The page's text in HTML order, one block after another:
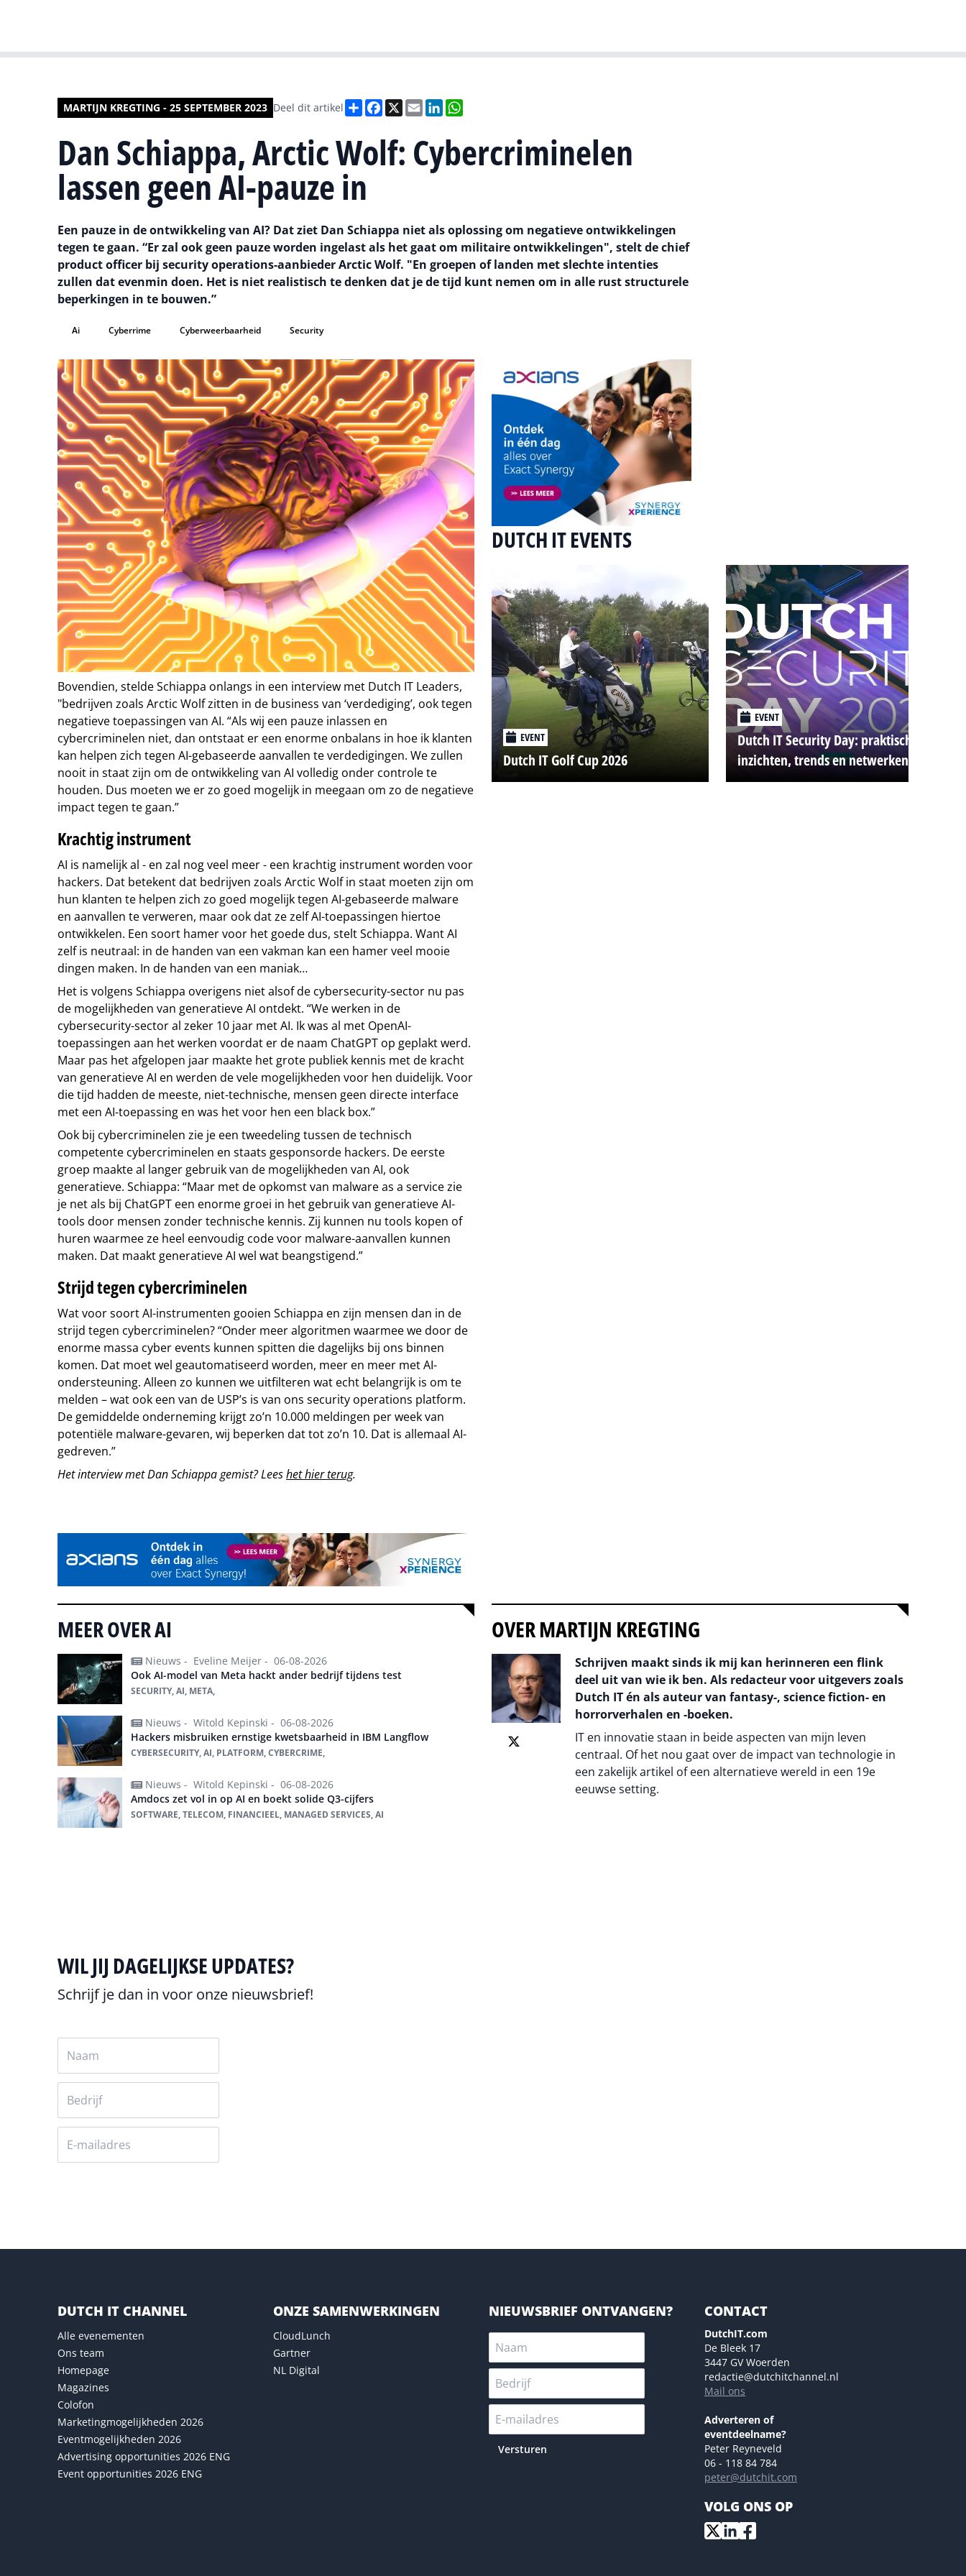
MARTIJN KREGTING - 25 SEPTEMBER 2023 Deel dit artikel DeelFacebook
X EmailLinkedIn
Dan Schiappa, Arctic Wolf: Cybercriminelen
lassen geen AI-pauze in
Een pauze in de ontwikkeling van AI? Dat ziet Dan Schiappa niet als oplossing om negatieve ontwikkelingen
tegen te gaan. “Er zal ook geen pauze worden ingelast als het gaat om militaire ontwikkelingen", stelt de chief
product officer bij security operations-aanbieder Arctic Wolf. "En groepen of landen met slechte intenties
zullen dat evenmin doen. Het is niet realistisch te denken dat je de tijd kunt nemen om in alle rust structurele
beperkingen in te bouwen.”
Ai Cyberrime Cyberweerbaarheid Security
Bovendien, stelde Schiappa onlangs in een interview met Dutch IT Leaders,
"bedrijven zoals Arctic Wolf zitten in de business van ‘verdediging’, ook tegen
negatieve toepassingen van AI. “Als wij een pauze inlassen en
cybercriminelen niet, dan ontstaat er een enorme onbalans in hoe ik klanten
kan helpen zich tegen AI-gebaseerde aanvallen te verdedigingen. We zullen
nooit in staat zijn om de ontwikkeling van AI volledig onder controle te
houden. Dus moeten we er zo goed mogelijk in meegaan om zo de negatieve
impact tegen te gaan.”
Krachtig instrument
AI is namelijk al - en zal nog veel meer - een krachtig instrument worden voor
hackers. Dat betekent dat bedrijven zoals Arctic Wolf in staat moeten zijn om
hun klanten te helpen zich zo goed mogelijk tegen AI-gebaseerde malware
en aanvallen te verweren, maar ook dat ze zelf AI-toepassingen hiertoe
ontwikkelen. Een soort hamer voor het goede dus, stelt Schiappa. Want AI
zelf is neutraal: in de handen van een vakman kan een hamer veel mooie
dingen maken. In de handen van een maniak…
Het is volgens Schiappa overigens niet alsof de cybersecurity-sector nu pas
de mogelijkheden van generatieve AI ontdekt. “We werken in de
cybersecurity-sector al zeker 10 jaar met AI. Ik was al met OpenAI-
toepassingen aan het werken voordat er de naam ChatGPT op geplakt werd.
Maar pas het afgelopen jaar maakte het grote publiek kennis met de kracht
van generatieve AI en werden de vele mogelijkheden voor hen duidelijk. Voor
die tijd hadden de meeste, niet-technische, mensen geen directe interface
met een AI-toepassing en was het voor hen een black box.”
Ook bij cybercriminelen zie je een tweedeling tussen de technisch
competente cybercriminelen en staats gesponsorde hackers. De eerste
groep maakte al langer gebruik van de mogelijkheden van AI, ook
generatieve. Schiappa: “Maar met de opkomst van malware as a service zie
je net als bij ChatGPT een enorme groei in het gebruik van generatieve AI-
tools door mensen zonder technische kennis. Zij kunnen nu tools kopen of
huren waarmee ze heel eenvoudig code voor malware-aanvallen kunnen
maken. Dat maakt generatieve AI wel wat beangstigend.”
Strijd tegen cybercriminelen
Wat voor soort AI-instrumenten gooien Schiappa en zijn mensen dan in de
strijd tegen cybercriminelen? “Onder meer algoritmen waarmee we door de
enorme massa cyber events kunnen spitten die dagelijks bij ons binnen
komen. Dat moet wel geautomatiseerd worden, meer en meer met AI-
ondersteuning. Alleen zo kunnen we uitfilteren wat echt belangrijk is om te
melden – wat ook een van de USP’s is van ons security operations platform.
De gemiddelde onderneming krijgt zo’n 10.000 meldingen per week van
potentiële malware-gevaren, wij beperken dat tot zo’n 10. Dat is allemaal AI-
gedreven.”
Het interview met Dan Schiappa gemist? Leeshet hier terug.
DUTCH IT EVENTS
EVENT
Dutch IT Golf Cup 2026
EVENT
Dutch IT Security Day: praktische
inzichten, trends en netwerken
MEER OVER AI
Nieuws - Eveline Meijer - 06-08-2026
Ook AI-model van Meta hackt ander bedrijf tijdens test
SECURITY, AI, META,
Nieuws - Witold Kepinski - 06-08-2026
Hackers misbruiken ernstige kwetsbaarheid in IBM Langflow
CYBERSECURITY, AI, PLATFORM, CYBERCRIME,
Nieuws - Witold Kepinski - 06-08-2026
Amdocs zet vol in op AI en boekt solide Q3-cijfers
SOFTWARE, TELECOM, FINANCIEEL, MANAGED SERVICES, AI
OVER MARTIJN KREGTING
Schrijven maakt sinds ik mij kan herinneren een flink
deel uit van wie ik ben. Als redacteur voor uitgevers zoals
Dutch IT én als auteur van fantasy-, science fiction- en
horrorverhalen en -boeken.
IT en innovatie staan in beide aspecten van mijn leven
centraal. Of het nou gaat over de impact van technologie in
een zakelijk artikel of een alternatieve wereld in een 19e
eeuwse setting.
WIL JIJ DAGELIJKSE UPDATES?
Schrijf je dan in voor onze nieuwsbrief!
DUTCH IT CHANNEL
Alle evenementen
Ons team
Homepage
Magazines
Colofon
Marketingmogelijkheden 2026
Eventmogelijkheden 2026
Advertising opportunities 2026 ENG
Event opportunities 2026 ENG
ONZE SAMENWERKINGEN
CloudLunch
Gartner
NL Digital
NIEUWSBRIEF ONTVANGEN?
Versturen
CONTACT
DutchIT.com
De Bleek 17
3447 GV Woerden
redactie@dutchitchannel.nl
Mail ons
Adverteren of
eventdeelname?
Peter Reyneveld
06 - 118 84 784
peter@dutchit.com
VOLG ONS OP